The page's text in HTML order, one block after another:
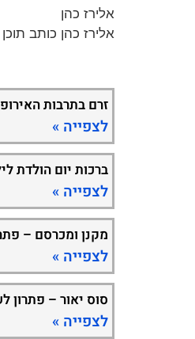
אלירז כהן
אלירז כהן כותב תוכן לאתרים כבר 5 שנים בעל חברה לכתיבת תכנים
זרם בתרבות האירופית
לצפייה »
ברכות יום הולדת
לצפייה »
מקנן ומכרסם –
לצפייה »
סוס יאור –
לצפייה »